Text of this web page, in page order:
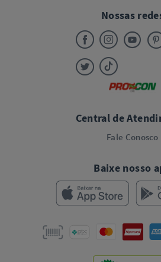
Nossas
Central de
Fale Conosco
Baixe nosso